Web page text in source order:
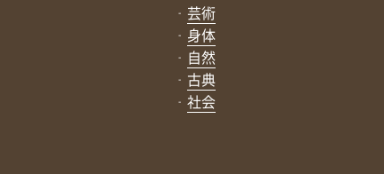
芸術
身体
自然
古典
社会